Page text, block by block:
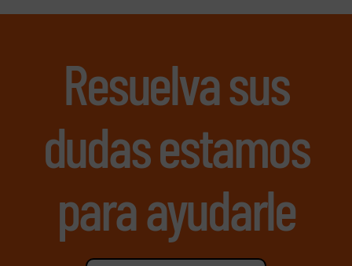
Resuelva sus
dudas estamos
para ayudarle